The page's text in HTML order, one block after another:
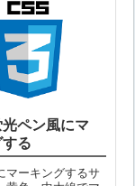
ペン風にマ
る
マーキングするサ